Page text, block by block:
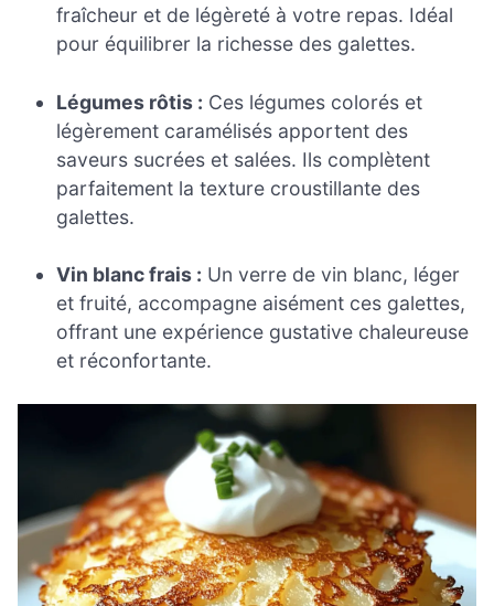
fraîcheur et de légèreté à votre repas. Idéal
pour équilibrer la richesse des galettes.
Légumes rôtis : Ces légumes colorés et
légèrement caramélisés apportent des
saveurs sucrées et salées. Ils complètent
parfaitement la texture croustillante des
galettes.
Vin blanc frais : Un verre de vin blanc, léger
et fruité, accompagne aisément ces galettes,
offrant une expérience gustative chaleureuse
et réconfortante.